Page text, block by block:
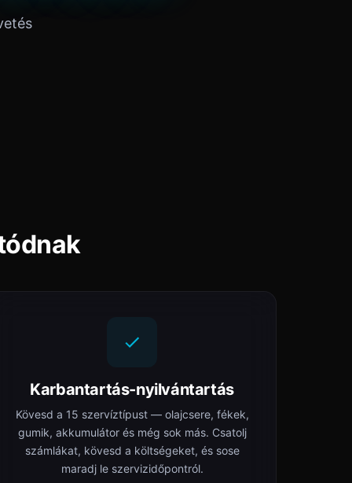
Karbantartás-nyilvántartás
Kövesd a 15 szervíztípust — olajcsere, fékek,
gumik, akkumulátor és még sok más. Csatolj
számlákat, kövesd a költségeket, és sose
maradj le szervizidőpontról.